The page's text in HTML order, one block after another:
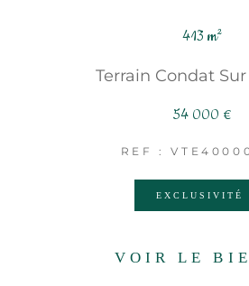
413 m²
Terrain Condat
54 000 €
REF :
EXCLUSIVITÉ
VOIR LE